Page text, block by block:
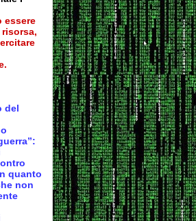
essere
del
quanto
non